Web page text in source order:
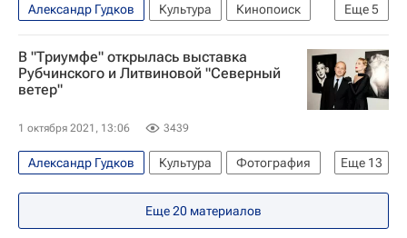
Еще5
Александр Гудков Культура
Кинопоиск
Екатерина Варнава
Новости культуры
Александра Бортич
Новости - Туризм
Кино
В "Триумфе" открылась выставка
Рубчинского и Литвиновой "Северный
ветер"
1 октября 2021, 13:06 3439
Еще 13
Александр Гудков Культура
Фотография
Рената Литвинова
Выставки
Спектакль
Еще20 материалов